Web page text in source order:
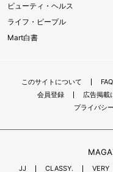
ビューティ・ヘルス
ライフ・ピープル
Mart白書
このサイトについて FAQ
会員登録
広告掲載
プライバシ
JJ CLASSY. VERY